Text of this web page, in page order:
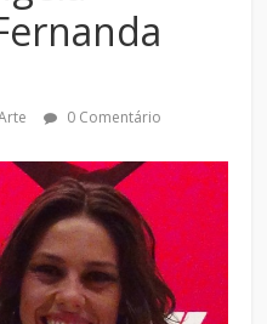
0 Comentário